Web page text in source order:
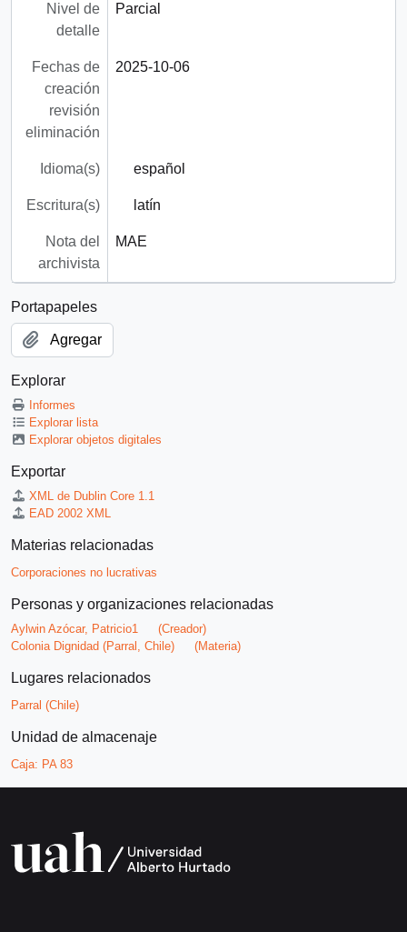
Nivel de
detalle
Parcial
Fechas de
creación
revisión
eliminación
2025-10-06
Idioma(s) español
Escritura(s) latín
Nota del
archivista
MAE
Portapapeles
Agregar
Explorar
Informes
Explorar lista
Explorar objetos digitales
Exportar
XML de Dublin Core 1.1
EAD 2002 XML
Materias relacionadas
Corporaciones no lucrativas
Personas y organizaciones relacionadas
Aylwin Azócar, Patricio1
(Creador)
Colonia Dignidad (Parral, Chile)
(Materia)
Lugares relacionados
Parral (Chile)
Unidad de almacenaje
Caja: PA 83